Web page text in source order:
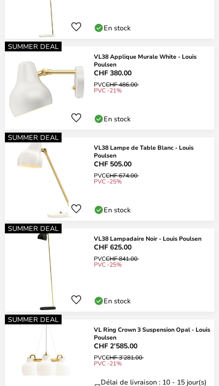
En stock
SUMMER DEAL
VL38 Applique Murale White - Louis
Poulsen
CHF 380.00
PVCCHF 486.00
PVC -21%
En stock
SUMMER DEAL
VL38 Lampe de Table Blanc - Louis
Poulsen
CHF 505.00
PVCCHF 674.00
PVC -25%
En stock
SUMMER DEAL
VL38 Lampadaire Noir - Louis Poulsen
CHF 625.00
PVCCHF 841.00
PVC -25%
En stock
SUMMER DEAL
VL Ring Crown 3 Suspension Opal - Louis
Poulsen
CHF 2’585.00
PVCCHF 3’281.00
PVC -21%
Délai de livraison : 10 - 15 jour(s)